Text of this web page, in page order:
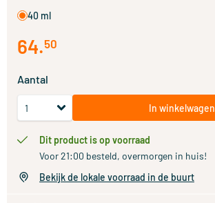
40 ml
64.50
Aantal
In winkelwagen
Dit product is op voorraad
Voor 21:00 besteld, overmorgen in huis!
Bekijk de lokale voorraad in de buurt